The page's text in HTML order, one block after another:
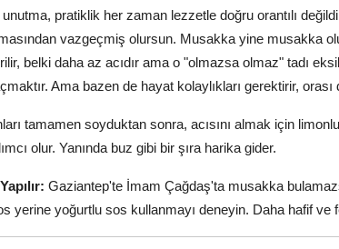
pratiklik her zaman lezzetle doğru orantılı
vazgeçmiş olursun. Musakka yine musakka
belki daha az acıdır ama o "olmazsa olmaz" tadı
Ama bazen de hayat kolaylıkları gerektirir, orası
tamamen soyduktan sonra, acısını almak için
olur. Yanında buz gibi bir şıra harika gider.
Gaziantep'te İmam Çağdaş'ta musakka
yerine yoğurtlu sos kullanmayı deneyin. Daha hafif ve